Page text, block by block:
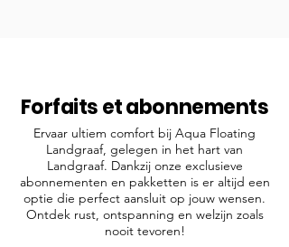
Forfaits et abonnements
Ervaar ultiem comfort bij Aqua Floating
Landgraaf, gelegen in het hart van
Landgraaf. Dankzij onze exclusieve
abonnementen en pakketten is er altijd een
optie die perfect aansluit op jouw wensen.
Ontdek rust, ontspanning en welzijn zoals
nooit tevoren!